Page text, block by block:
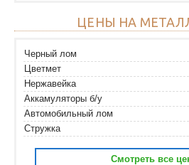
ЦЕНЫ НА
Черный лом
Цветмет
Нержавейка
Аккамуляторы б/у
Автомобильный лом
Стружка
Смотреть все